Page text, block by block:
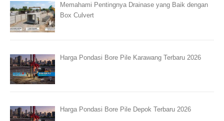
Memahami Pentingnya Drainase yang Baik dengan
Box Culvert
Harga Pondasi Bore Pile Karawang Terbaru 2026
Harga Pondasi Bore Pile Depok Terbaru 2026